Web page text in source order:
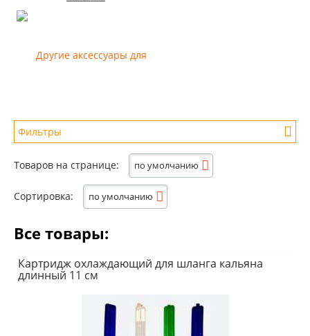
Фильтры
Диапазон цен
Fresh Track
Khalil Mamoon(1)
Mya
Товаров на странице: по умолчанию
Сортировка: по умолчанию
Все товары:
Картридж охлаждающий для шланга кальяна
длинный 11 см